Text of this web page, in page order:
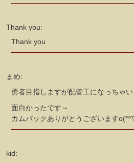
Thank you:
Thank you
まめ:
勇者目指しますが配管工になっちゃ
面白かったです～
カムバックありがとうございます
kid: